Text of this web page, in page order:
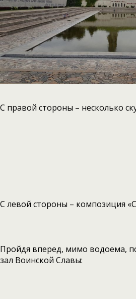
С правой стороны – несколько
С левой стороны – композиция
Пройдя вперед, мимо водоема,
зал Воинской Славы: